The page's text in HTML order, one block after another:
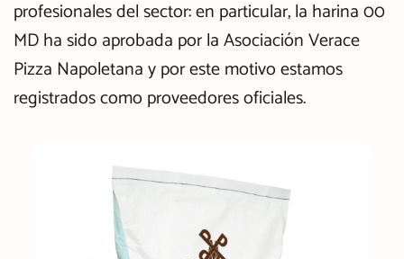
profesionales del sector: en particular, la harina 00
MD ha sido aprobada por la Asociación Verace
Pizza Napoletana y por este motivo estamos
registrados como proveedores oficiales.